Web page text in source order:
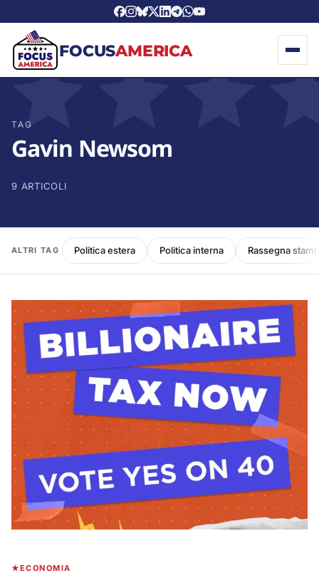
FOCUSAMERICA
TAG
Gavin Newsom
9 ARTICOLI
ALTRI TAG Politica estera Politica interna Rassegna
ECONOMIA